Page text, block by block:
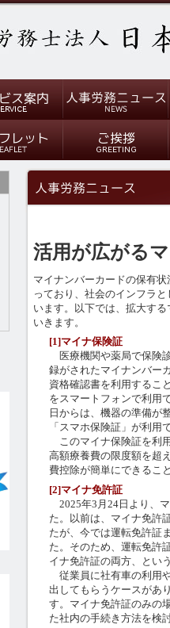
活用が広がる
マイナンバーカードの保有
っており、社会のインフラ
います。以下では、拡大す
いきます。
[1]マイナ保険証
医療機関や薬局で保険
録がされたマイナンバー
資格確認書を利用するこ
をスマートフォンで利用
日からは、機器の準備が
「スマホ保険証」が利用
このマイナ保険証を利
高額療養費の限度額を超
費控除が簡単にできるこ
[2]マイナ免許証
2025年3月24日より、
た。以前は、マイナ免許
たが、今では運転免許証
た。そのため、運転免許
イナ免許証の両方、とい
従業員に社有車の利用
出してもらうケースがあ
す。マイナ免許証のみの
た社内の手続き方法を検